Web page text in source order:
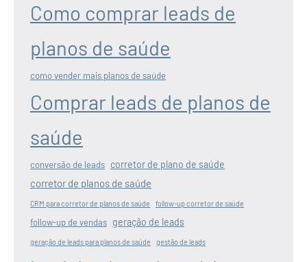
Como comprar leads de
planos de saúde
como vender mais planos de saúde
Comprar leads de planos de
saúde
conversão de leads corretor de plano de saúde
corretor de planos de saúde
CRM para corretor de planos de saúde follow-up corretor de saúde
follow-up de vendas geração de leads
geração de leads para planos de saúde gestão de leads